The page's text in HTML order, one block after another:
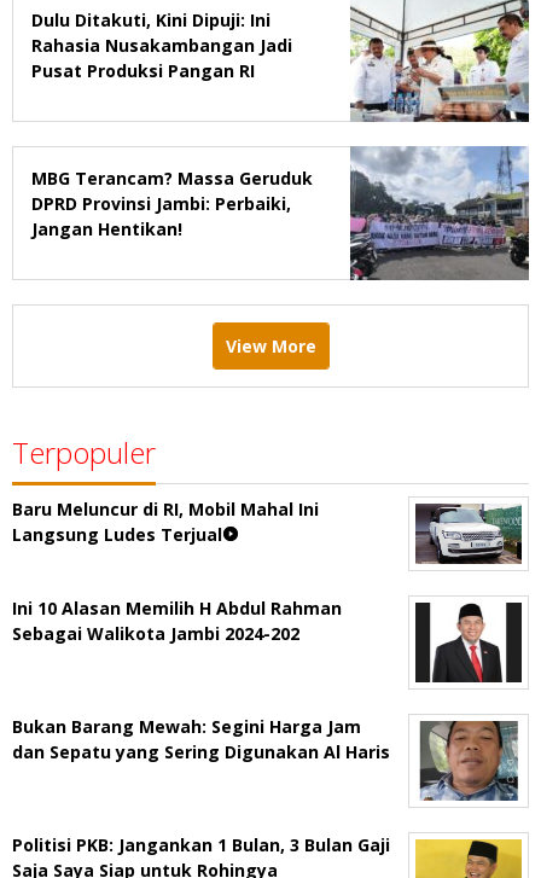
Dulu Ditakuti, Kini Dipuji: Ini
Rahasia Nusakambangan Jadi
Pusat Produksi Pangan RI
MBG Terancam? Massa Geruduk
DPRD Provinsi Jambi: Perbaiki,
Jangan Hentikan!
View More
Terpopuler
Baru Meluncur di RI, Mobil Mahal Ini
Langsung Ludes Terjual
Ini 10 Alasan Memilih H Abdul Rahman
Sebagai Walikota Jambi 2024-202
Bukan Barang Mewah: Segini Harga Jam
dan Sepatu yang Sering Digunakan Al Haris
Politisi PKB: Jangankan 1 Bulan, 3 Bulan Gaji
Saja Saya Siap untuk Rohingya